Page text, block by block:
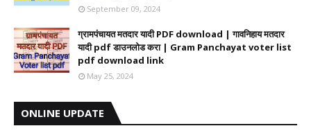
September 09, 2024
ग्रामपंचायत मतदार यादी PDF download | गावनिहाय मतदार
यादी pdf डाउनलोड करा | Gram Panchayat voter list
pdf download link
May 25, 2024
ONLINE UPDATE